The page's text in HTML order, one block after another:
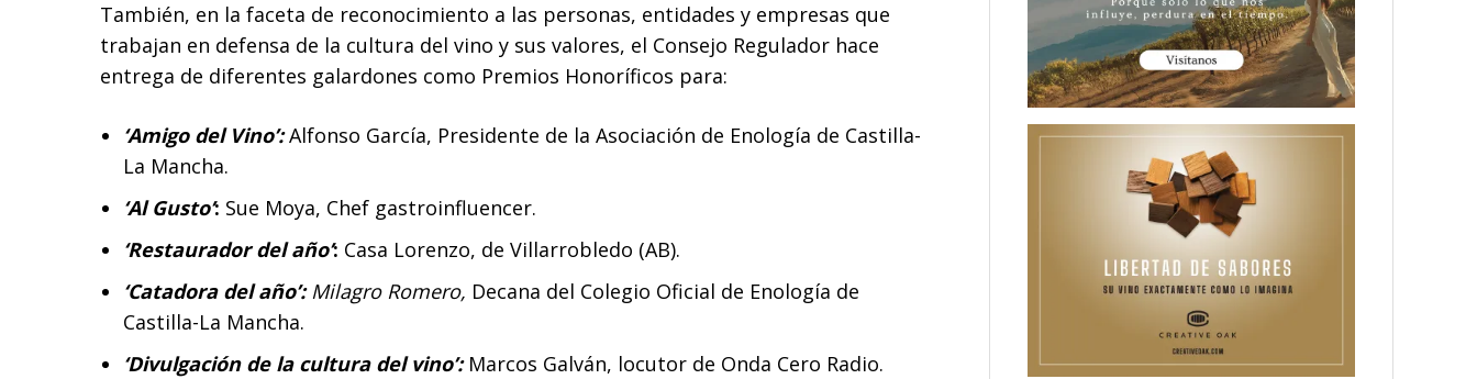
También, en la faceta de reconocimiento a las personas, entidades y empresas que
trabajan en defensa de la cultura del vino y sus valores, el Consejo Regulador hace
entrega de diferentes galardones como Premios Honoríficos para:
‘Amigo del Vino’:Alfonso García, Presidente de la Asociación de Enología de Castilla-
La Mancha.
‘Al Gusto’: Sue Moya, Chef gastroinfluencer.
‘Restaurador del año’: Casa Lorenzo, de Villarrobledo (AB).
‘Catadora del año’:Milagro Romero, Decana del Colegio Oficial de Enología de
Castilla-La Mancha.
‘Divulgación de la cultura del vino’: Marcos Galván, locutor de Onda Cero Radio.